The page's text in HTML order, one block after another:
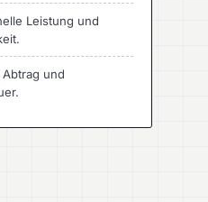
Leistung und
Abtrag und